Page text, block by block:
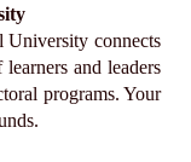
University connects
and leaders
programs. Your